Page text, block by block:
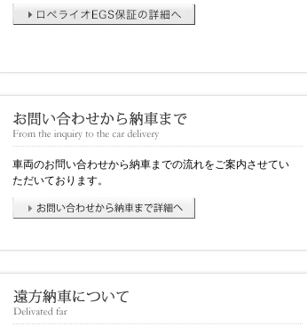
車両のお問い合わせから納車までの流れをご案内させてい
ただいております。